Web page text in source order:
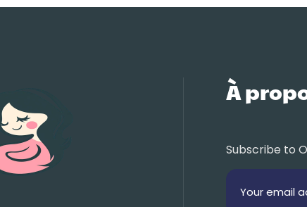
À
Subscribe to